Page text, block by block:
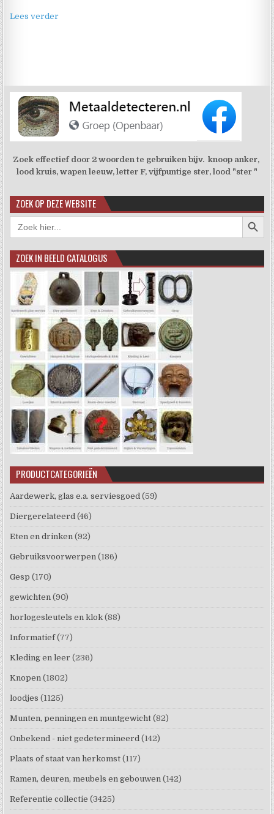
Lees verder
Zoek effectief door 2 woorden te gebruiken bijv. knoop anker,
lood kruis, wapen leeuw, letter F, vijfpuntige ster, lood "ster "
ZOEK OP DEZE WEBSITE
Zoek
naar:
ZOEK IN BEELD CATALOGUS
PRODUCTCATEGORIEËN
Aardewerk, glas e.a. serviesgoed (59)
Diergerelateerd (46)
Eten en drinken (92)
Gebruiksvoorwerpen (186)
Gesp (170)
gewichten (90)
horlogesleutels en klok (88)
Informatief (77)
Kleding en leer (236)
Knopen (1802)
loodjes (1125)
Munten, penningen en muntgewicht (82)
Onbekend - niet gedetermineerd (142)
Plaats of staat van herkomst (117)
Ramen, deuren, meubels en gebouwen (142)
Referentie collectie (3425)